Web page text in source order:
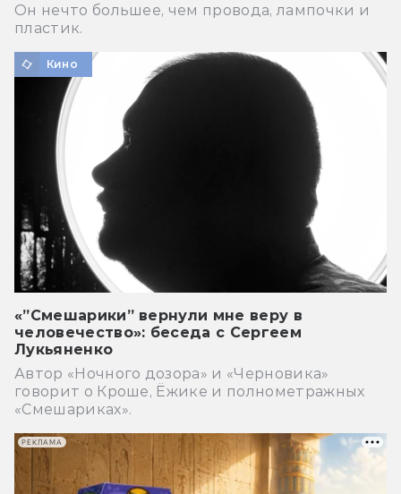
Он нечто большее, чем провода, лампочки и
пластик.
Кино
«”Смешарики” вернули мне веру в
человечество»: беседа с Сергеем
Лукьяненко
Автор «Ночного дозора» и «Черновика»
говорит о Кроше, Ёжике и полнометражных
«Смешариках».
РЕКЛАМА